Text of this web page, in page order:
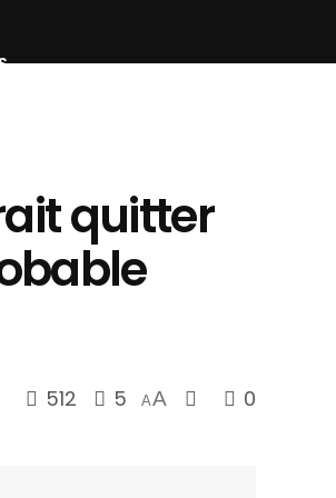
quitter
512 5 AA 0